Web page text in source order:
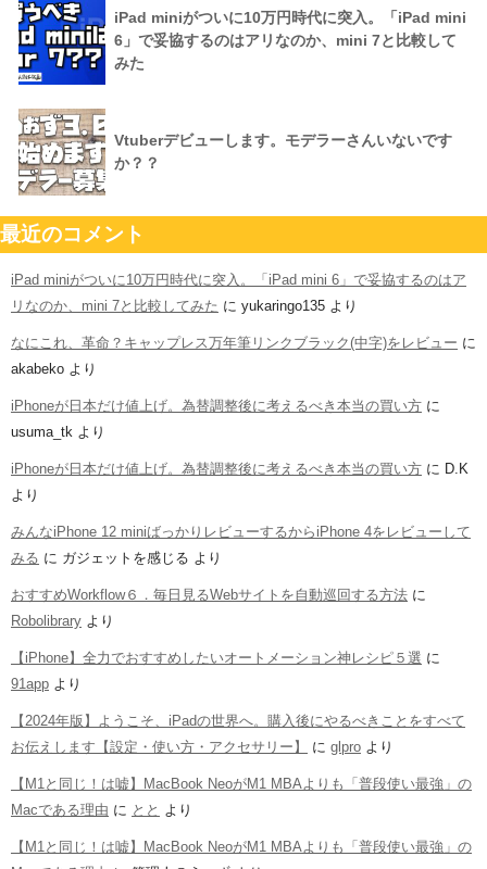
iPad miniがついに10万円時代に突入。「iPad mini
6」で妥協するのはアリなのか、mini 7と比較して
みた
Vtuberデビューします。モデラーさんいないです
か？？
最近のコメント
iPad miniがついに10万円時代に突入。「iPad mini 6」で妥協するのはア
リなのか、mini 7と比較してみた に yukaringo135 より
なにこれ、革命？キャップレス万年筆リンクブラック(中字)をレビュー に
akabeko より
iPhoneが日本だけ値上げ。為替調整後に考えるべき本当の買い方 に
usuma_tk より
iPhoneが日本だけ値上げ。為替調整後に考えるべき本当の買い方 に D.K
より
みんなiPhone 12 miniばっかりレビューするからiPhone 4をレビューして
みる に ガジェットを感じる より
おすすめWorkflow６．毎日見るWebサイトを自動巡回する方法 に
Robolibrary より
【iPhone】全力でおすすめしたいオートメーション神レシピ５選 に
91app より
【2024年版】ようこそ、iPadの世界へ。購入後にやるべきことをすべて
お伝えします【設定・使い方・アクセサリー】
に glpro より
【M1と同じ！は嘘】MacBook NeoがM1 MBAよりも「普段使い最強」の
Macである理由 に とと より
【M1と同じ！は嘘】MacBook NeoがM1 MBAよりも「普段使い最強」の